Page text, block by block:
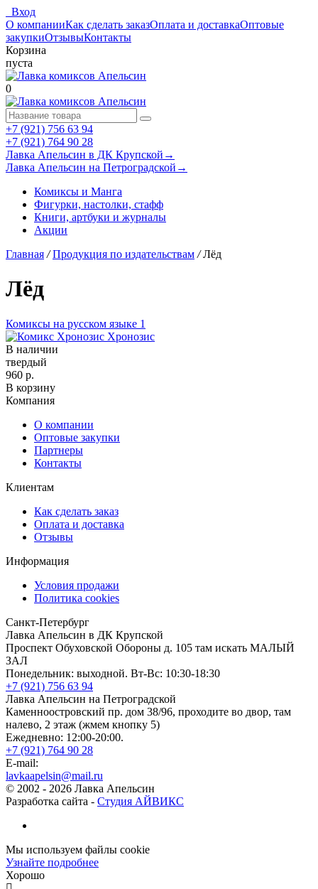
Вход
О компанииКак сделать заказОплата и доставкаОптовые
закупкиОтзывыКонтакты
Корзина
пуста
0
+7 (921) 756 63 94
+7 (921) 764 90 28
Лавка Апельсин в ДК Крупской →
Лавка Апельсин на Петроградской →
Комиксы и Манга
Фигурки, настолки, стафф
Книги, артбуки и журналы
Акции
Главная / Продукция по издательствам / Лёд
Лёд
Комиксы на русском языке 1
Хронозис
В наличии
твердый
960 р.
В корзину
Компания
О компании
Оптовые закупки
Партнеры
Контакты
Клиентам
Как сделать заказ
Оплата и доставка
Отзывы
Информация
Условия продажи
Политика cookies
Санкт-Петербург
Лавка Апельсин в ДК Крупской
Проспект Обуховской Обороны д. 105 там искать МАЛЫЙ
ЗАЛ
Понедельник: выходной. Вт-Вс: 10:30-18:30
+7 (921) 756 63 94
Лавка Апельсин на Петроградской
Каменноостровский пр. дом 38/96, проходите во двор, там
налево, 2 этаж (жмем кнопку 5)
Ежедневно: 12:00-20:00.
+7 (921) 764 90 28
E-mail:
lavkaapelsin@mail.ru
© 2002 - 2026 Лавка Апельсин
Разработка сайта - Студия АЙВИКС
Мы используем файлы cookie
Узнайте подробнее
Хорошо